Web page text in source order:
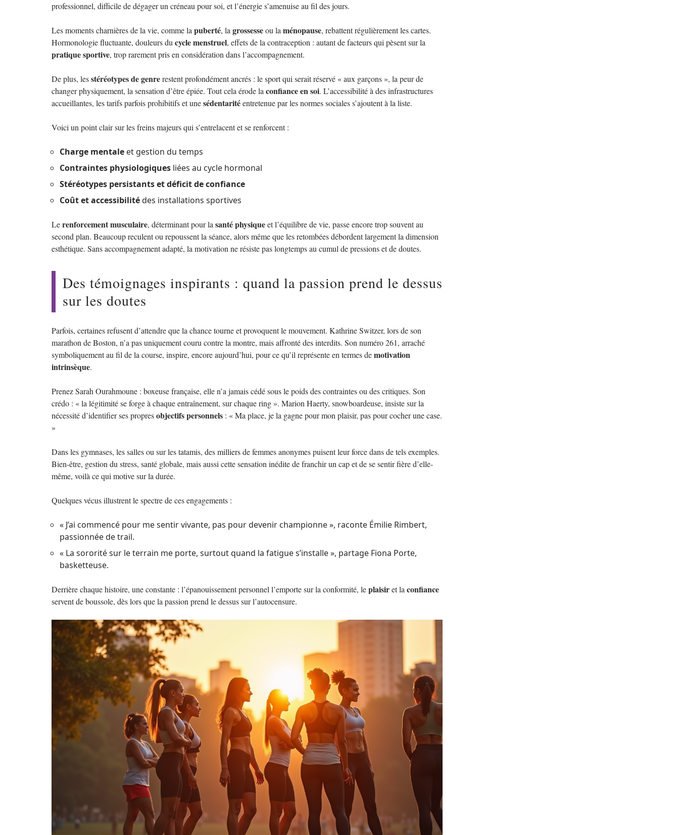
professionnel, difficile de dégager un créneau pour soi, et l’énergie s’amenuise au fil des jours.
Les moments charnières de la vie, comme la puberté, la grossesseou la ménopause, rebattent régulièrement les cartes.
Hormonologie fluctuante, douleurs du cycle menstruel, effets de la contraception : autant de facteurs qui pèsent sur la
pratique sportive, trop rarement pris en considération dans l’accompagnement.
De plus, lesstéréotypes de genrerestent profondément ancrés : le sport qui serait réservé « aux garçons », la peur de
changer physiquement, la sensation d’être épiée. Tout cela érode la confiance en soi. L’accessibilité à des infrastructures
accueillantes, les tarifs parfois prohibitifs et unesédentaritéentretenue par les normes sociales s’ajoutent à la liste.
Voici un point clair sur les freins majeurs qui s’entrelacent et se renforcent :
Charge mentale et gestion du temps
Contraintes physiologiques liées au cycle hormonal
Stéréotypes persistants et déficit de confiance
Coût et accessibilitédes installations sportives
Lerenforcement musculaire, déterminant pour la santé physiqueet l’équilibre de vie, passe encore trop souvent au
second plan. Beaucoup reculent ou repoussent la séance, alors même que les retombées débordent largement la dimension
esthétique. Sans accompagnement adapté, la motivation ne résiste pas longtemps au cumul de pressions et de doutes.
Des témoignages inspirants : quand la passion prend le dessus
sur les doutes
Parfois, certaines refusent d’attendre que la chance tourne et provoquent le mouvement. Kathrine Switzer, lors de son
marathon de Boston, n’a pas uniquement couru contre la montre, mais affronté des interdits. Son numéro 261, arraché
symboliquement au fil de la course, inspire, encore aujourd’hui, pour ce qu’il représente en termes demotivation
intrinsèque.
Prenez Sarah Ourahmoune : boxeuse française, elle n’a jamais cédé sous le poids des contraintes ou des critiques. Son
crédo : « la légitimité se forge à chaque entraînement, sur chaque ring ». Marion Haerty, snowboardeuse, insiste sur la
nécessité d’identifier ses propresobjectifs personnels : « Ma place, je la gagne pour mon plaisir, pas pour cocher une case.
»
Dans les gymnases, les salles ou sur les tatamis, des milliers de femmes anonymes puisent leur force dans de tels exemples.
Bien-être, gestion du stress, santé globale, mais aussi cette sensation inédite de franchir un cap et de se sentir fière d’elle-
même, voilà ce qui motive sur la durée.
Quelques vécus illustrent le spectre de ces engagements :
« J’ai commencé pour me sentir vivante, pas pour devenir championne », raconte Émilie Rimbert,
passionnée de trail.
« La sororité sur le terrain me porte, surtout quand la fatigue s’installe », partage Fiona Porte,
basketteuse.
Derrière chaque histoire, une constante : l’épanouissement personnel l’emporte sur la conformité, leplaisiret la confiance
servent de boussole, dès lors que la passion prend le dessus sur l’autocensure.